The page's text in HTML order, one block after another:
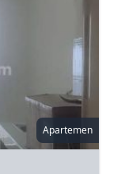
Apartemen